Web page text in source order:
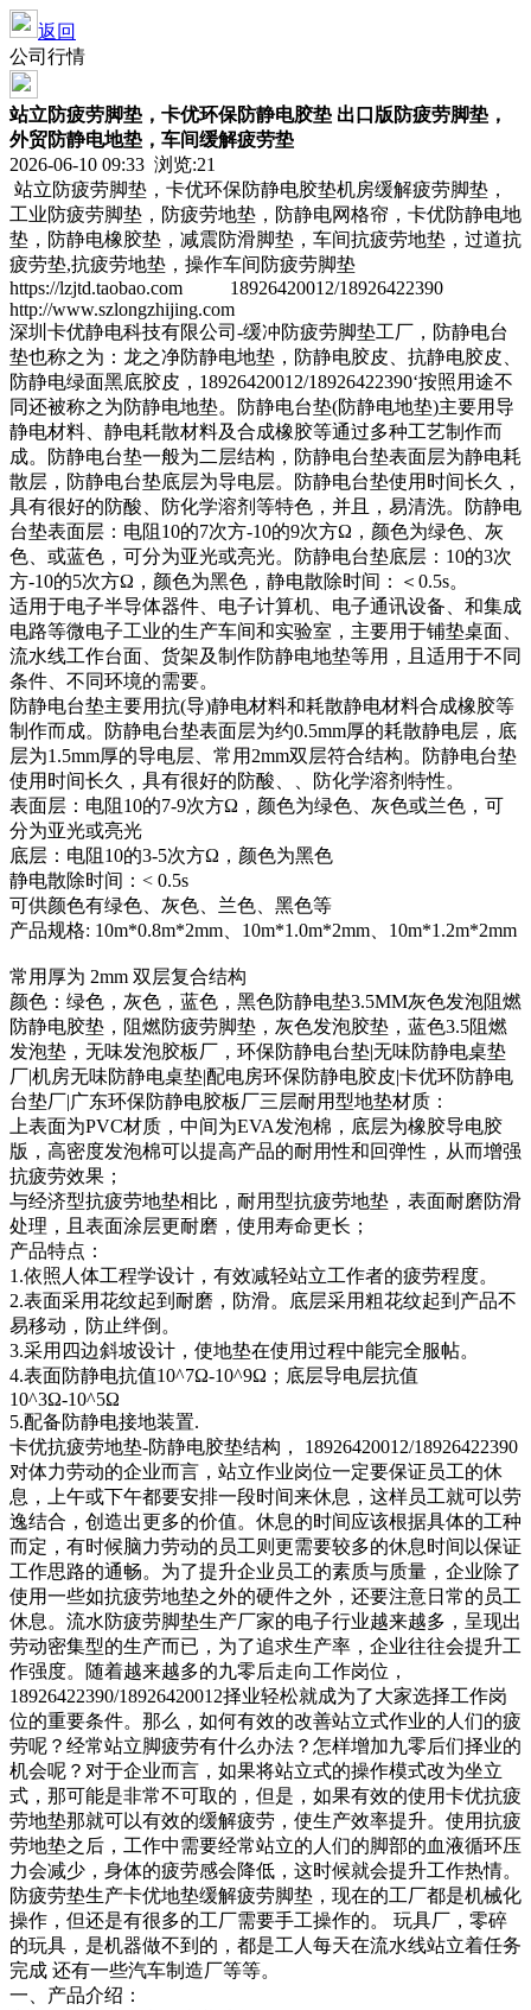
返回
公司行情
站立防疲劳脚垫，卡优环保防静电胶垫 出口版防疲劳脚垫，
外贸防静电地垫，车间缓解疲劳垫
2026-06-10 09:33 浏览:21
站立防疲劳脚垫，卡优环保防静电胶垫机房缓解疲劳脚垫，
工业防疲劳脚垫，防疲劳地垫，防静电网格帘，卡优防静电地
垫，防静电橡胶垫，减震防滑脚垫，车间抗疲劳地垫，过道抗
疲劳垫,抗疲劳地垫，操作车间防疲劳脚垫
https://lzjtd.taobao.com 18926420012/18926422390
http://www.szlongzhijing.com
深圳卡优静电科技有限公司-缓冲防疲劳脚垫工厂，防静电台
垫也称之为：龙之净防静电地垫，防静电胶皮、抗静电胶皮、
防静电绿面黑底胶皮，18926420012/18926422390‘按照用途不
同还被称之为防静电地垫。防静电台垫(防静电地垫)主要用导
静电材料、静电耗散材料及合成橡胶等通过多种工艺制作而
成。防静电台垫一般为二层结构，防静电台垫表面层为静电耗
散层，防静电台垫底层为导电层。防静电台垫使用时间长久，
具有很好的防酸、防化学溶剂等特色，并且，易清洗。防静电
台垫表面层：电阻10的7次方-10的9次方Ω，颜色为绿色、灰
色、或蓝色，可分为亚光或亮光。防静电台垫底层：10的3次
方-10的5次方Ω，颜色为黑色，静电散除时间：＜0.5s。
适用于电子半导体器件、电子计算机、电子通讯设备、和集成
电路等微电子工业的生产车间和实验室，主要用于铺垫桌面、
流水线工作台面、货架及制作防静电地垫等用，且适用于不同
条件、不同环境的需要。
防静电台垫主要用抗(导)静电材料和耗散静电材料合成橡胶等
制作而成。防静电台垫表面层为约0.5mm厚的耗散静电层，底
层为1.5mm厚的导电层、常用2mm双层符合结构。防静电台垫
使用时间长久，具有很好的防酸、、防化学溶剂特性。
表面层：电阻10的7-9次方Ω，颜色为绿色、灰色或兰色，可
分为亚光或亮光
底层：电阻10的3-5次方Ω，颜色为黑色
静电散除时间：< 0.5s
可供颜色有绿色、灰色、兰色、黑色等
产品规格: 10m*0.8m*2mm、10m*1.0m*2mm、10m*1.2m*2mm
常用厚为 2mm 双层复合结构
颜色：绿色，灰色，蓝色，黑色防静电垫3.5MM灰色发泡阻燃
防静电胶垫，阻燃防疲劳脚垫，灰色发泡胶垫，蓝色3.5阻燃
发泡垫，无味发泡胶板厂，环保防静电台垫|无味防静电桌垫
厂|机房无味防静电桌垫|配电房环保防静电胶皮|卡优环防静电
台垫厂|广东环保防静电胶板厂三层耐用型地垫材质：
上表面为PVC材质，中间为EVA发泡棉，底层为橡胶导电胶
版，高密度发泡棉可以提高产品的耐用性和回弹性，从而增强
抗疲劳效果；
与经济型抗疲劳地垫相比，耐用型抗疲劳地垫，表面耐磨防滑
处理，且表面涂层更耐磨，使用寿命更长；
产品特点：
1.依照人体工程学设计，有效减轻站立工作者的疲劳程度。
2.表面采用花纹起到耐磨，防滑。底层采用粗花纹起到产品不
易移动，防止绊倒。
3.采用四边斜坡设计，使地垫在使用过程中能完全服帖。
4.表面防静电抗值10^7Ω-10^9Ω；底层导电层抗值
10^3Ω-10^5Ω
5.配备防静电接地装置.
卡优抗疲劳地垫-防静电胶垫结构， 18926420012/18926422390
对体力劳动的企业而言，站立作业岗位一定要保证员工的休
息，上午或下午都要安排一段时间来休息，这样员工就可以劳
逸结合，创造出更多的价值。休息的时间应该根据具体的工种
而定，有时候脑力劳动的员工则更需要较多的休息时间以保证
工作思路的通畅。为了提升企业员工的素质与质量，企业除了
使用一些如抗疲劳地垫之外的硬件之外，还要注意日常的员工
休息。流水防疲劳脚垫生产厂家的电子行业越来越多，呈现出
劳动密集型的生产而已，为了追求生产率，企业往往会提升工
作强度。随着越来越多的九零后走向工作岗位，
18926422390/18926420012择业轻松就成为了大家选择工作岗
位的重要条件。那么，如何有效的改善站立式作业的人们的疲
劳呢？经常站立脚疲劳有什么办法？怎样增加九零后们择业的
机会呢？对于企业而言，如果将站立式的操作模式改为坐立
式，那可能是非常不可取的，但是，如果有效的使用卡优抗疲
劳地垫那就可以有效的缓解疲劳，使生产效率提升。使用抗疲
劳地垫之后，工作中需要经常站立的人们的脚部的血液循环压
力会减少，身体的疲劳感会降低，这时候就会提升工作热情。
防疲劳垫生产卡优地垫缓解疲劳脚垫，现在的工厂都是机械化
操作，但还是有很多的工厂需要手工操作的。 玩具厂，零碎
的玩具，是机器做不到的，都是工人每天在流水线站立着任务
完成 还有一些汽车制造厂等等。
一、产品介绍：